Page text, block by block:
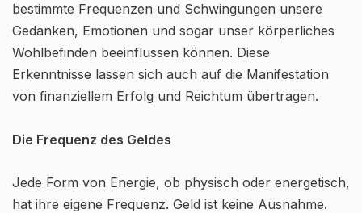
bestimmte Frequenzen und Schwingungen unsere
Gedanken, Emotionen und sogar unser körperliches
Wohlbefinden beeinflussen können. Diese
Erkenntnisse lassen sich auch auf die Manifestation
von finanziellem Erfolg und Reichtum übertragen.
Die Frequenz des Geldes
Jede Form von Energie, ob physisch oder energetisch,
hat ihre eigene Frequenz. Geld ist keine Ausnahme.